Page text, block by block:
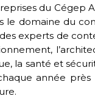
du
le domaine du
experts de
la santé et
année